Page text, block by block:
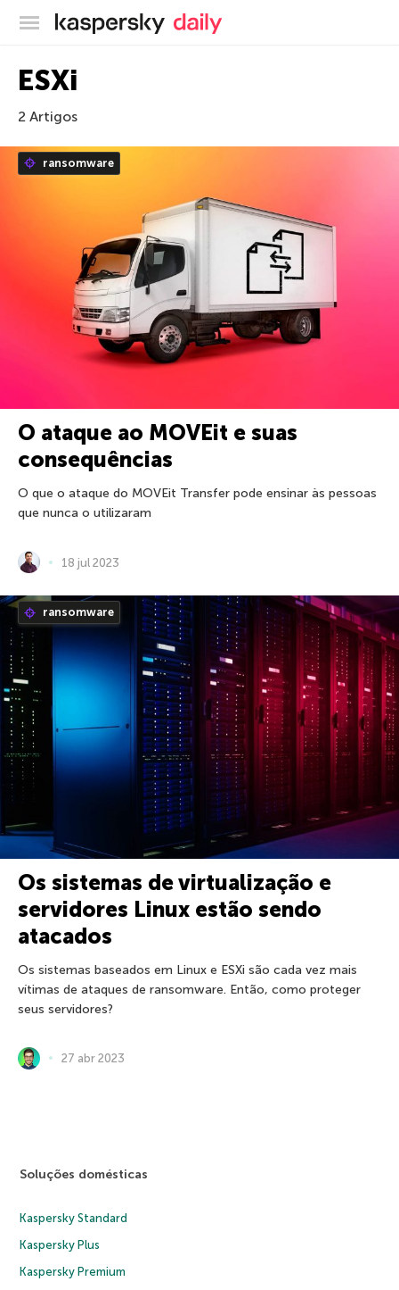
Blog oficial da Kaspersky
ESXi
2 Artigos
ransomware
O ataque ao MOVEit e suas
consequências
O que o ataque do MOVEit Transfer pode ensinar às pessoas
que nunca o utilizaram
18 jul 2023
ransomware
Os sistemas de virtualização e
servidores Linux estão sendo
atacados
Os sistemas baseados em Linux e ESXi são cada vez mais
vítimas de ataques de ransomware. Então, como proteger
seus servidores?
27 abr 2023
Soluções domésticas
Kaspersky Standard
Kaspersky Plus
Kaspersky Premium